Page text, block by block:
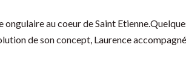
au coeur de Saint
de son concept, Laurence